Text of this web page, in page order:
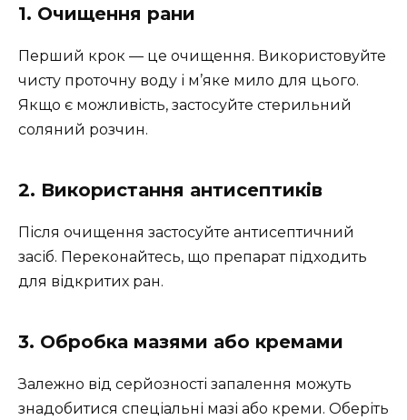
1. Очищення рани
Перший крок — це очищення. Використовуйте
чисту проточну воду і м’яке мило для цього.
Якщо є можливість, застосуйте стерильний
соляний розчин.
2. Використання антисептиків
Після очищення застосуйте антисептичний
засіб. Переконайтесь, що препарат підходить
для відкритих ран.
3. Обробка мазями або кремами
Залежно від серйозності запалення можуть
знадобитися спеціальні мазі або креми. Оберіть